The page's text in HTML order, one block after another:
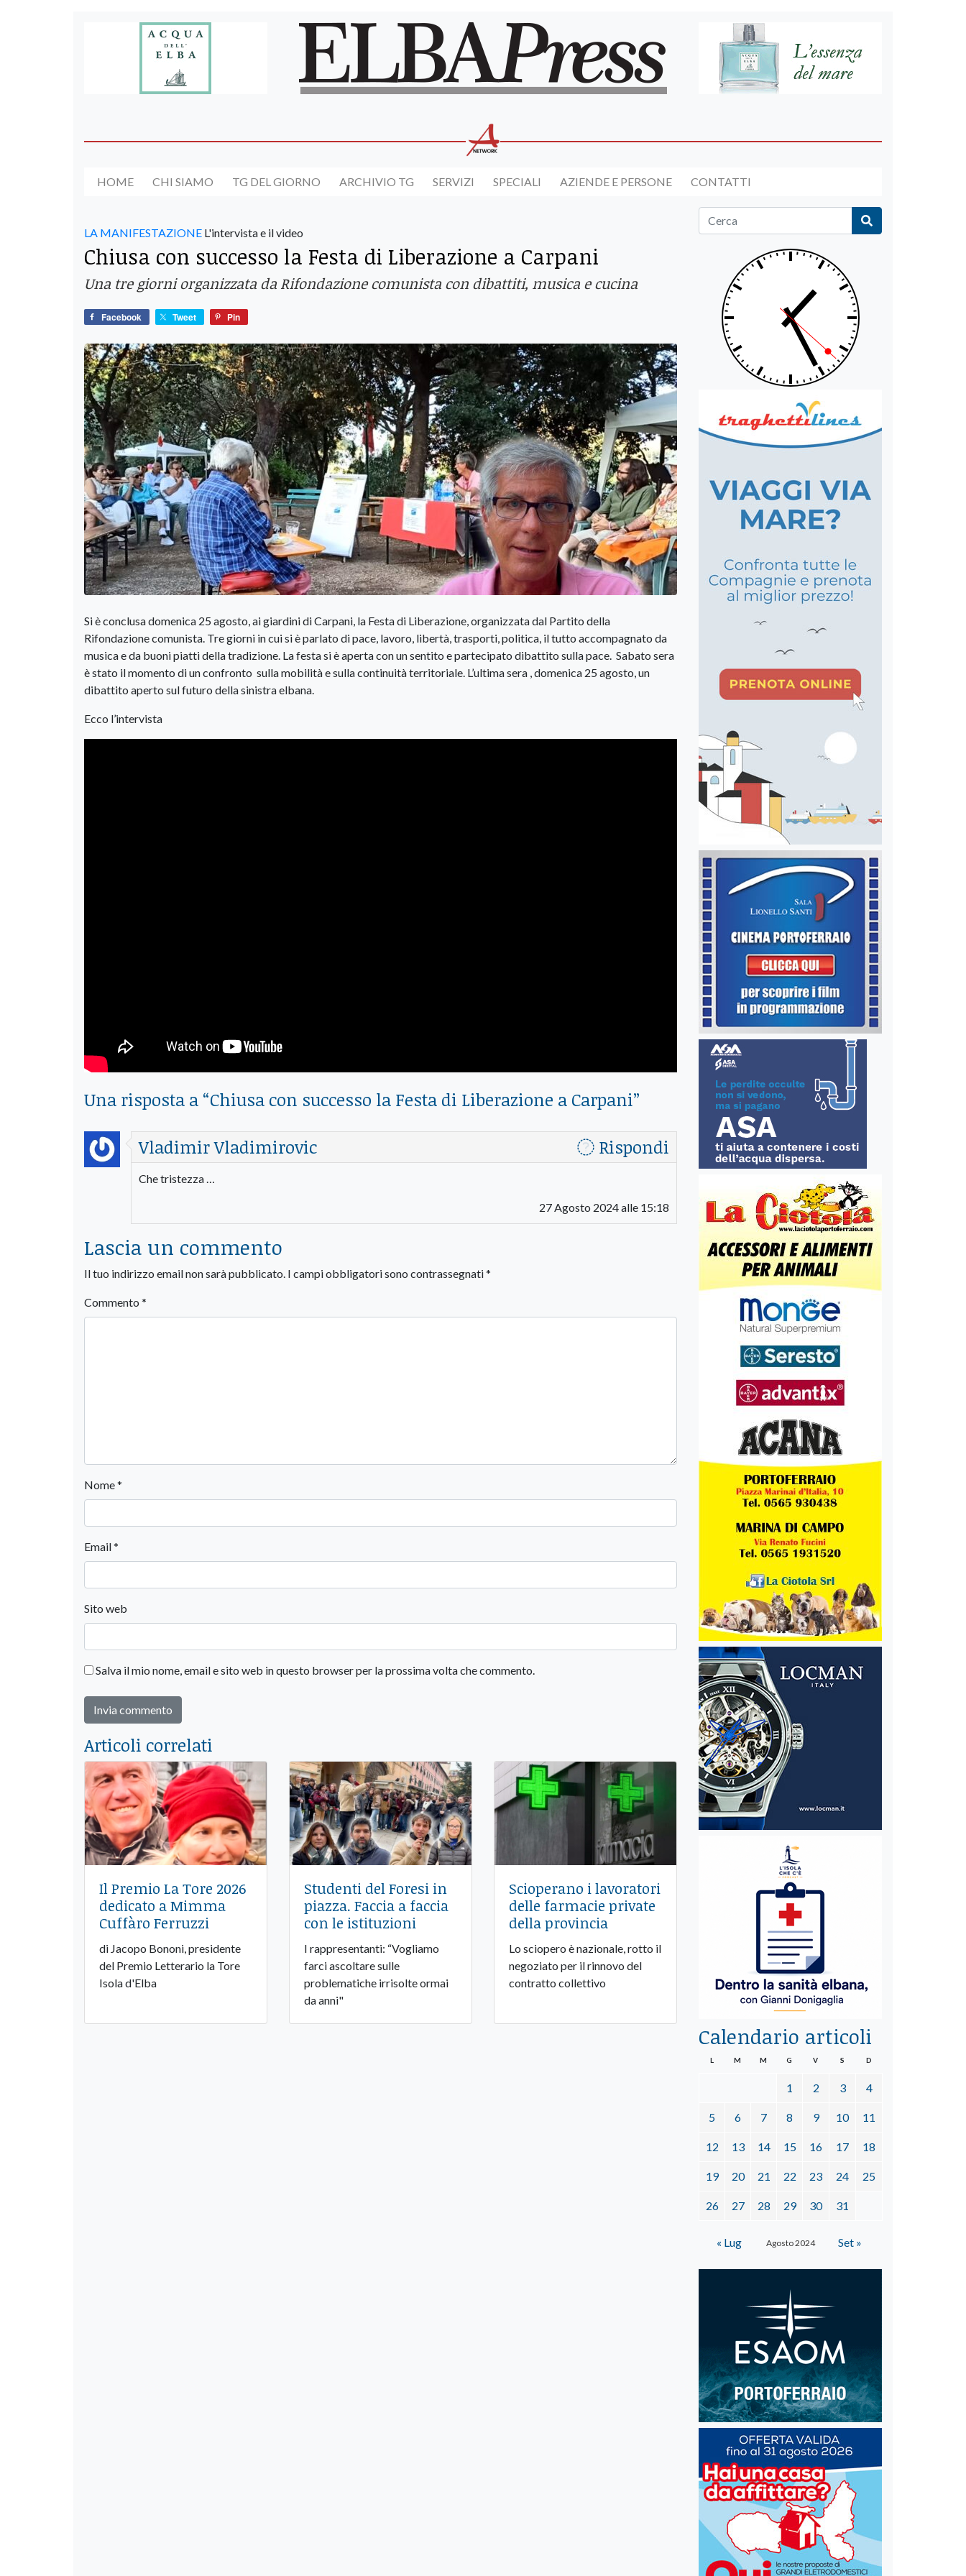
HOME CHI SIAMO TG DEL GIORNO ARCHIVIO TG SERVIZI SPECIALI AZIENDE E PERSONE CONTATTI
LA MANIFESTAZIONE L'intervista e il video
Chiusa con successo la Festa di Liberazione a Carpani
Una tre giorni organizzata da Rifondazione comunista con dibattiti, musica e cucina
Facebook Tweet Pin
Si è conclusa domenica 25 agosto, ai giardini di Carpani, la Festa di Liberazione, organizzata dal Partito della
Rifondazione comunista. Tre giorni in cui si è parlato di pace, lavoro, libertà, trasporti, politica, il tutto accompagnato da
musica e da buoni piatti della tradizione. La festa si è aperta con un sentito e partecipato dibattito sulla pace. Sabato sera
è stato il momento di un confronto sulla mobilità e sulla continuità territoriale. L’ultima sera , domenica 25 agosto, un
dibattito aperto sul futuro della sinistra elbana.
Ecco l’intervista
Una risposta a “Chiusa con successo la Festa di Liberazione a Carpani”
Vladimir Vladimirovic
Rispondi
Che tristezza …
27 Agosto 2024 alle 15:18
Lascia un commento
Il tuo indirizzo email non sarà pubblicato. I campi obbligatori sono contrassegnati*
Commento *
Nome*
Email*
Sito web
Salva il mio nome, email e sito web in questo browser per la prossima volta che commento.
Articoli correlati
Il Premio La Tore 2026
dedicato a Mimma
Cuffàro Ferruzzi
di Jacopo Bononi, presidente
del Premio Letterario la Tore
Isola d'Elba
Studenti del Foresi in
piazza. Faccia a faccia
con le istituzioni
I rappresentanti: “Vogliamo
farci ascoltare sulle
problematiche irrisolte ormai
da anni"
Scioperano i lavoratori
delle farmacie private
della provincia
Lo sciopero è nazionale, rotto il
negoziato per il rinnovo del
contratto collettivo
Calendario articoli
Agosto 2024
L M M G V S D
1 2 3 4
5 6 7 8 9 10 11
12 13 14 15 16 17 18
19 20 21 22 23 24 25
26 27 28 29 30 31
« Lug Set »